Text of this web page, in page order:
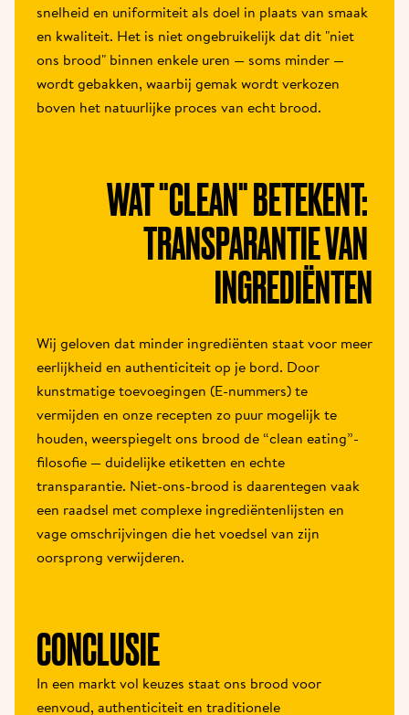
snelheid en uniformiteit als doel in plaats van smaak
en kwaliteit. Het is niet ongebruikelijk dat dit "niet
ons brood" binnen enkele uren — soms minder —
wordt gebakken, waarbij gemak wordt verkozen
boven het natuurlijke proces van echt brood.
Wij geloven dat minder ingrediënten staat voor meer
eerlijkheid en authenticiteit op je bord. Door
kunstmatige toevoegingen (E-nummers) te
vermijden en onze recepten zo puur mogelijk te
houden, weerspiegelt ons brood de “clean eating”-
filosofie — duidelijke etiketten en echte
transparantie. Niet-ons-brood is daarentegen vaak
een raadsel met complexe ingrediëntenlijsten en
vage omschrijvingen die het voedsel van zijn
oorsprong verwijderen.
WAT "CLEAN" BETEKENT:
TRANSPARANTIE VAN
INGREDIËNTEN
CONCLUSIE
In een markt vol keuzes staat ons brood voor
eenvoud, authenticiteit en traditionele